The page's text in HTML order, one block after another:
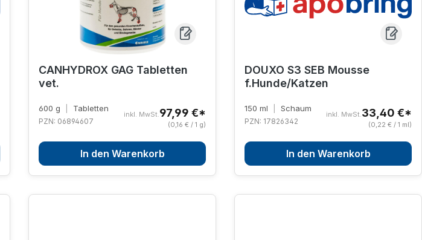
CANHYDROX GAG Tabletten
vet.
600 g Tabletten
PZN: 06894607
inkl. MwSt.97,99 €*
(0,16 € / 1 g)
In den Warenkorb
DOUXO S3 SEB Mousse
f.Hunde/Katzen
150 ml Schaum
PZN: 17826342
inkl. MwSt.33,40 €*
(0,22 € / 1 ml)
In den Warenkorb